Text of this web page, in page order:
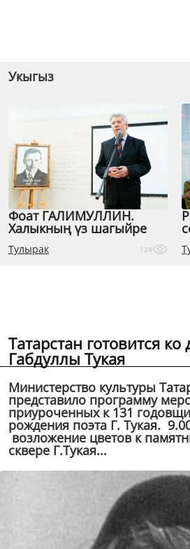
Укыгыз
Фоат ГАЛИМУЛЛИН.
Халыкның үз шагыйре
Тулырак 124
Татарстан готовится
Габдуллы Тукая
Министерство культуры
представило программу
приуроченных к 131
рождения поэта Г. Тукая.
возложение цветов к
сквере Г.Тукая...